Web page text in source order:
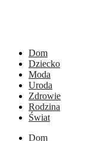
Dom
Dziecko
Moda
Uroda
Zdrowie
Rodzina
Świat
Dom